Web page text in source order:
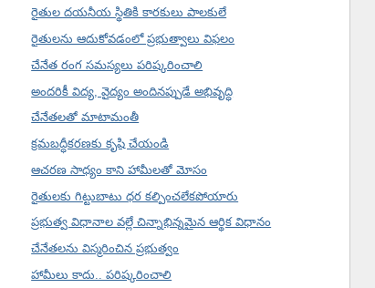
రైతుల దయనీయ స్థితికి కారకులు పాలకులే
రైతులను ఆదుకోవడంలో ప్రభుత్వాలు విఫలం
చేనేత రంగ సమస్యలు పరిష్కరించాలి
అందరికీ విద్య, వైద్యం అందినప్పుడే అభివృద్ధి
చేనేతలతో మాటామంతీ
క్రమబద్ధీకరణకు కృషి చేయండి
ఆచరణ సాధ్యం కాని హామీలతో మోసం
రైతులకు గిట్టుబాటు ధర కల్పించలేకపోయారు
ప్రభుత్వ విధానాల వల్లే చిన్నాభిన్నమైన ఆర్థిక విధానం
చేనేతలను విస్మరించిన ప్రభుత్వం
హామీలు కాదు.. పరిష్కరించాలి